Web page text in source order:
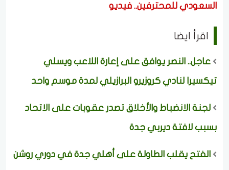
السعودي للمحترفين.. فيديو
اقرأ ايضا
عاجل.. النصر يوافق على إعارة اللاعب ويسلي
تيكسيرا لنادي كروزيرو البرازيلي لمدة موسم واحد
لجنة الانضباط والأخلاق تصدر عقوبات على الاتحاد
بسبب لافتة ديربي جدة
الفتح يقلب الطاولة على أهلي جدة في دوري روشن